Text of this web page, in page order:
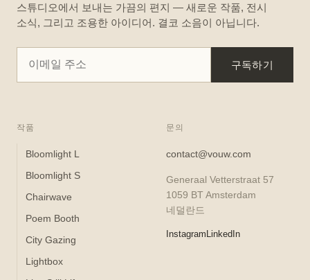
스튜디오에서 보내는 가끔의 편지 — 새로운 작품, 전시
소식, 그리고 조용한 아이디어. 결코 소음이 아닙니다.
구독하기
작품
Bloomlight L
Bloomlight S
Chairwave
Poem Booth
City Gazing
Lightbox
문의
contact@vouw.com
Generaal Vetterstraat 57
1059 BT Amsterdam
네덜란드
Instagram LinkedIn